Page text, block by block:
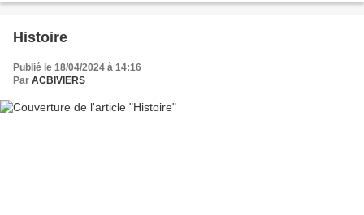
Histoire
Publié le 18/04/2024 à 14:16
Par ACBIVIERS